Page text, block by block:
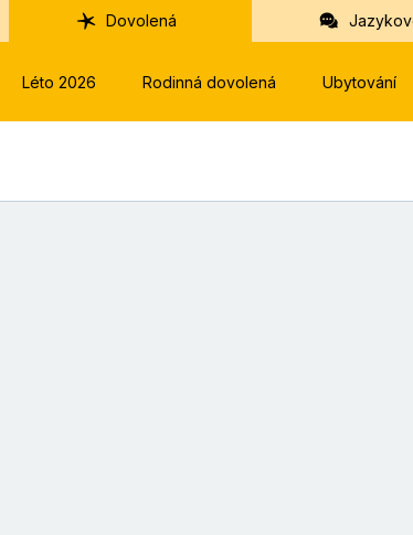
Dovolená
Léto 2026 Rodinná dovolená Ubytování